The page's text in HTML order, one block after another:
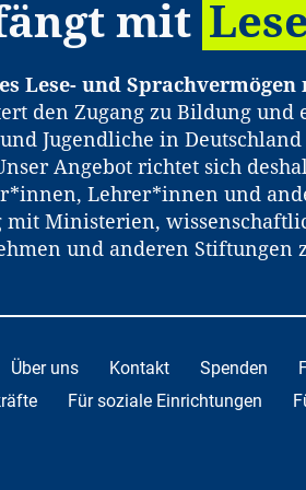
mit
Lese- und
den Zugang zu Bildung
Jugendliche in
Angebot richtet sich
Lehrer*innen und
Ministerien,
und anderen Stiftungen
Über uns Kontakt Spenden
Für soziale Einrichtungen